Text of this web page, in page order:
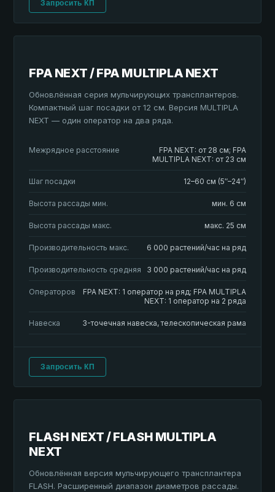
Запросить КП
FPA NEXT / FPA MULTIPLA NEXT
Обновлённая серия мульчирующих трансплантеров.
Компактный шаг посадки от 12 см. Версия MULTIPLA
NEXT — один оператор на два ряда.
Межрядное расстояние
FPA NEXT: от 28 см; FPA
MULTIPLA NEXT: от 23 см
Шаг посадки 12–60 см (5″–24″)
Высота рассады мин. мин. 6 см
Высота рассады макс. макс. 25 см
Производительность макс. 6 000 растений/час на ряд
Производительность средняя 3 000 растений/час на ряд
Операторов
FPA NEXT: 1 оператор на ряд; FPA MULTIPLA
NEXT: 1 оператор на 2 ряда
Навеска 3-точечная навеска, телескопическая рама
Запросить КП
FLASH NEXT / FLASH MULTIPLA
NEXT
Обновлённая версия мульчирующего трансплантера
FLASH. Расширенный диапазон диаметров рассады.